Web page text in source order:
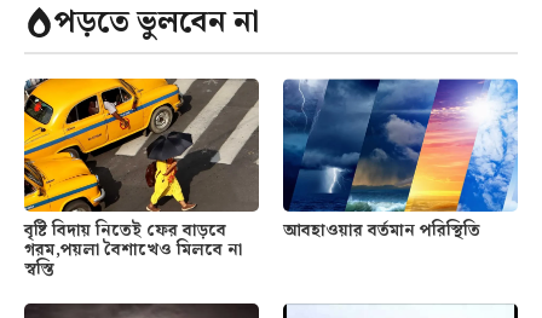
পড়তে ভুলবেন না
বৃষ্টি বিদায় নিতেই ফের বাড়বে
গরম,পয়লা বৈশাখেও মিলবে না
স্বস্তি
আবহাওয়ার বর্তমান পরিস্থিতি